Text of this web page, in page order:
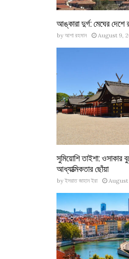
আঙ্কারা দুর্গ: মেঘের দেশে
by আশা রহমান August 9,
সুমিয়োশি তাইশা: ওসাকার
আধ্যাত্মিকতার ছোঁয়া
by ইসরাত জাহান ইরা